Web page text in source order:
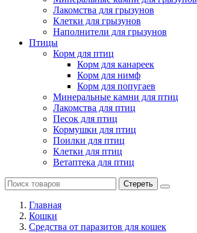
Лакомства для грызунов
Клетки для грызунов
Наполнители для грызунов
Птицы
Корм для птиц
Корм для канареек
Корм для нимф
Корм для попугаев
Минеральные камни для птиц
Лакомства для птиц
Песок для птиц
Кормушки для птиц
Поилки для птиц
Клетки для птиц
Ветаптека для птиц
Стереть
Главная
Кошки
Средства от паразитов для кошек